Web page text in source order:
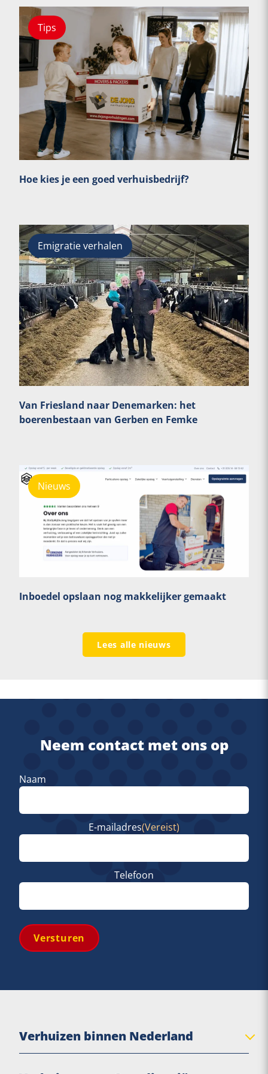
Tips
Hoe kies je een goed verhuisbedrijf?
Emigratie verhalen
Van Friesland naar Denemarken: het
boerenbestaan van Gerben en Femke
Nieuws
Inboedel opslaan nog makkelijker gemaakt
Lees alle nieuws
Neem contact met ons op
Naam
E-mailadres(Vereist)
Telefoon
Versturen
Verhuizen binnen Nederland